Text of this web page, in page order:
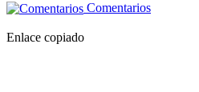
Comentarios
Enlace copiado